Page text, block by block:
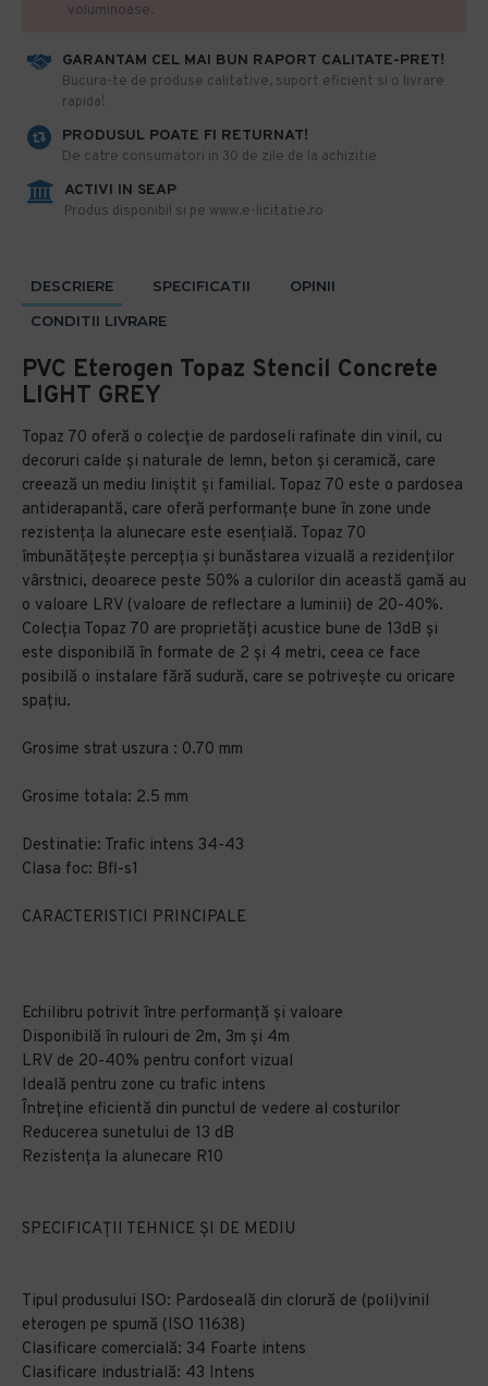
GARANTAM CEL MAI BUN RAPORT CALITATE-PRET!
​Bucura-te de produse calitative, suport eficient si o livrare
rapida!
PRODUSUL POATE FI RETURNAT!
De catre consumatori in 30 de zile de la achizitie
ACTIVI IN SEAP
Produs disponibil si pe www.e-licitatie.ro
voluminoase.
DESCRIERE SPECIFICATII
OPINII
CONDITII LIVRARE
PVC Eterogen Topaz Stencil Concrete
LIGHT GREY
Topaz 70 oferă o colecție de pardoseli rafinate din vinil, cu
decoruri calde și naturale de lemn, beton și ceramică, care
creează un mediu liniștit și familial. Topaz 70 este o pardosea
antiderapantă, care oferă performanțe bune în zone unde
rezistența la alunecare este esențială. Topaz 70
îmbunătățește percepția și bunăstarea vizuală a rezidenților
vârstnici, deoarece peste 50% a culorilor din această gamă au
o valoare LRV (valoare de reflectare a luminii) de 20-40%.
Colecția Topaz 70 are proprietăți acustice bune de 13dB și
este disponibilă în formate de 2 și 4 metri, ceea ce face
posibilă o instalare fără sudură, care se potrivește cu oricare
spațiu.
Grosime strat uszura : 0.70 mm
Grosime totala: 2.5 mm
Destinatie: Trafic intens 34-43
Clasa foc: Bfl-s1
CARACTERISTICI PRINCIPALE
Echilibru potrivit între performanță și valoare
Disponibilă în rulouri de 2m, 3m și 4m
LRV de 20-40% pentru confort vizual
Ideală pentru zone cu trafic intens
Întreține eficientă din punctul de vedere al costurilor
Reducerea sunetului de 13 dB
Rezistența la alunecare R10
SPECIFICAȚII TEHNICE ȘI DE MEDIU
Tipul produsului ISO: Pardoseală din clorură de (poli)vinil
eterogen pe spumă (ISO 11638)
Clasificare comercială: 34 Foarte intens
Clasificare industrială: 43 Intens